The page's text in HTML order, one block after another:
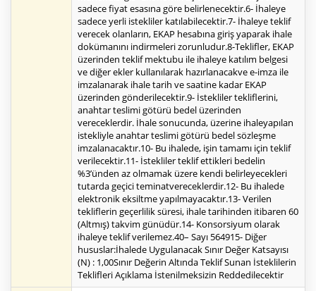
sadece fiyat esasına göre belirlenecektir.6- İhaleye
sadece yerli istekliler katılabilecektir.7- İhaleye teklif
verecek olanların, EKAP hesabına giriş yaparak ihale
dokümanını indirmeleri zorunludur.8-Teklifler, EKAP
üzerinden teklif mektubu ile ihaleye katılım belgesi
ve diğer ekler kullanılarak hazırlanacakve e-imza ile
imzalanarak ihale tarih ve saatine kadar EKAP
üzerinden gönderilecektir.9- İstekliler tekliflerini,
anahtar teslimi götürü bedel üzerinden
vereceklerdir. İhale sonucunda, üzerine ihaleyapılan
istekliyle anahtar teslimi götürü bedel sözleşme
imzalanacaktır.10- Bu ihalede, işin tamamı için teklif
verilecektir.11- İstekliler teklif ettikleri bedelin
%3’ünden az olmamak üzere kendi belirleyecekleri
tutarda geçici teminatvereceklerdir.12- Bu ihalede
elektronik eksiltme yapılmayacaktır.13- Verilen
tekliflerin geçerlilik süresi, ihale tarihinden itibaren 60
(Altmış) takvim günüdür.14- Konsorsiyum olarak
ihaleye teklif verilemez.40– Sayı 564915- Diğer
hususlar:İhalede Uygulanacak Sınır Değer Katsayısı
(N) : 1,00Sınır Değerin Altında Teklif Sunan İsteklilerin
Teklifleri Açıklama İstenilmeksizin Reddedilecektir